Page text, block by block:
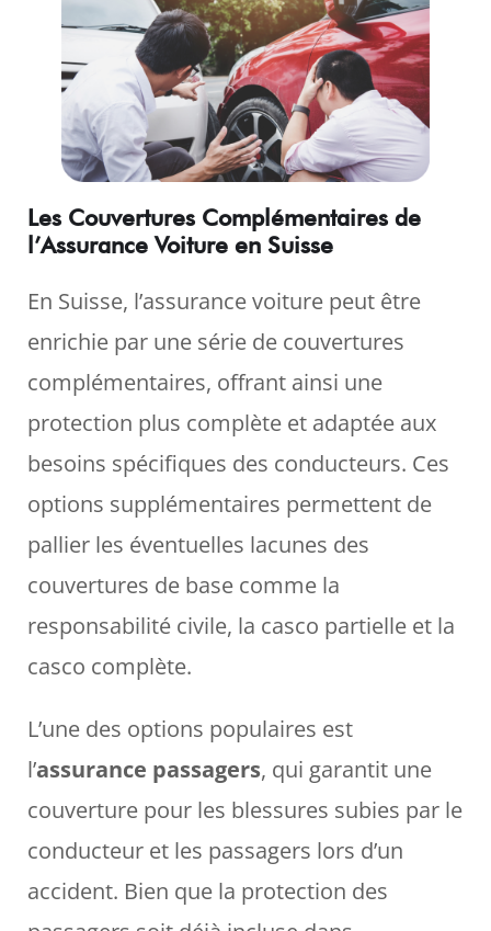
Les Couvertures Complémentaires de
l’Assurance Voiture en Suisse
En Suisse, l’assurance voiture peut être
enrichie par une série de couvertures
complémentaires, offrant ainsi une
protection plus complète et adaptée aux
besoins spécifiques des conducteurs. Ces
options supplémentaires permettent de
pallier les éventuelles lacunes des
couvertures de base comme la
responsabilité civile, la casco partielle et la
casco complète.
L’une des options populaires est
l’assurance passagers, qui garantit une
couverture pour les blessures subies par le
conducteur et les passagers lors d’un
accident. Bien que la protection des